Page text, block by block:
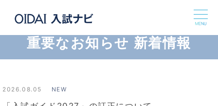
入試情報
重要なお知らせ 新着情報
2026.08.05 NEW